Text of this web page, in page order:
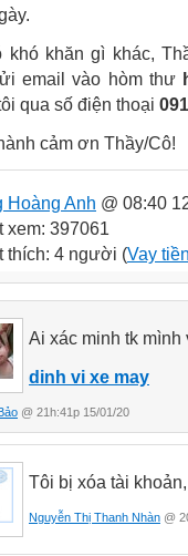
khó khăn gì khác,
email vào hòm thư
qua số điện thoại
cảm ơn Thầy/Cô!
Hoàng Anh @ 08:40
xem: 397061
thích: 4 người (Vay
Ai xác minh tk mình
dinh vi xe may
@ 21h:41p 15/01/20
Tôi bị xóa tài
Nguyễn Thị Thanh Nhàn @